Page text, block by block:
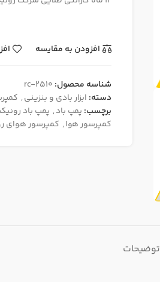
افزودن به مقایسه
شناسه محصول: rc-2510
دسته: ابزار بادی و بنزینی,
برچسب: پمپ باد, پمپ باد
کمپرسور هوا, کمپرسور هوای
توضیحات